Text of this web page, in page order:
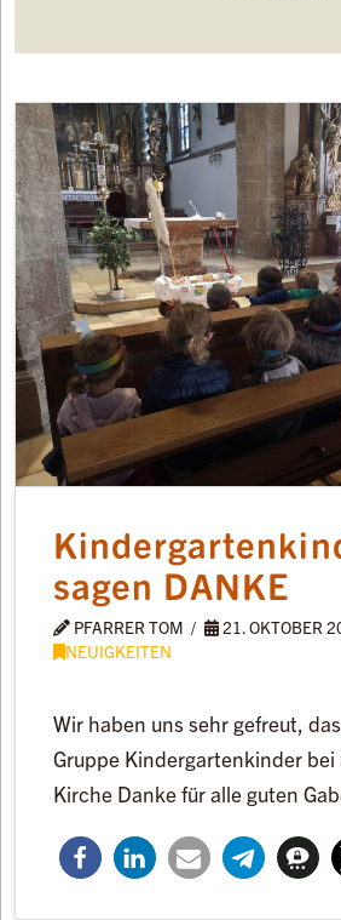
sagen DANKE
PFARRER TOM
21. OKTOBER
NEUIGKEITEN
Wir haben uns sehr gefreut,
Gruppe Kindergartenkinder bei
Kirche Danke für alle guten